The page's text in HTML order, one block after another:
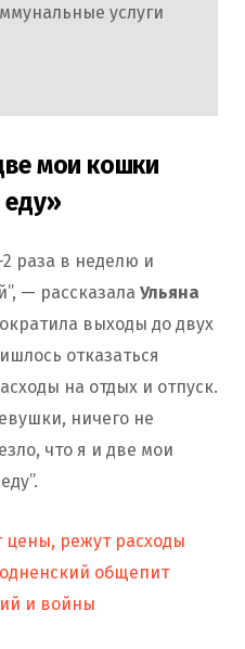
услуги
мои кошки
раза в неделю и
— рассказала Ульяна
выходы до двух
отказаться
на отдых и отпуск.
ничего не
что я и две мои
режут расходы
общепит
и войны